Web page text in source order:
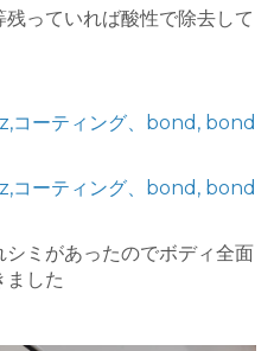
っていれば酸性で除去して
ミがあったのでボディ全面
ました